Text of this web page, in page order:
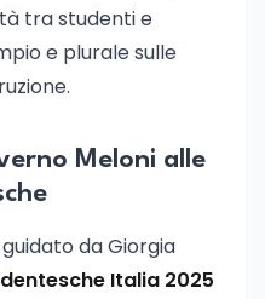
tra studenti e
e plurale sulle
Meloni alle
da Giorgia
Italia 2025